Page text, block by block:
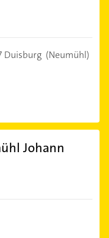
Duisburg (Neumühl)
Johann